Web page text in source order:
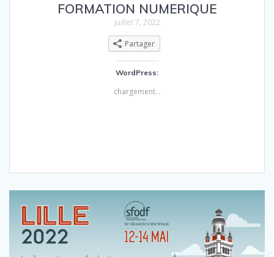
FORMATION NUMERIQUE
juillet 7, 2022
Partager
WordPress:
chargement…